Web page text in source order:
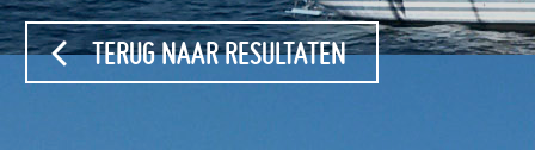
TERUG NAAR RESULTATEN